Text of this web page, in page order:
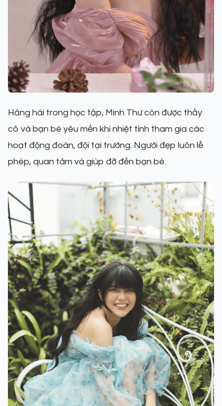
Hăng hái trong học tập, Minh Thư còn được thầy
cô và bạn bè yêu mến khi nhiệt tình tham gia các
hoạt động đoàn, đội tại trường. Người đẹp luôn lễ
phép, quan tâm và giúp đỡ đến bạn bè.